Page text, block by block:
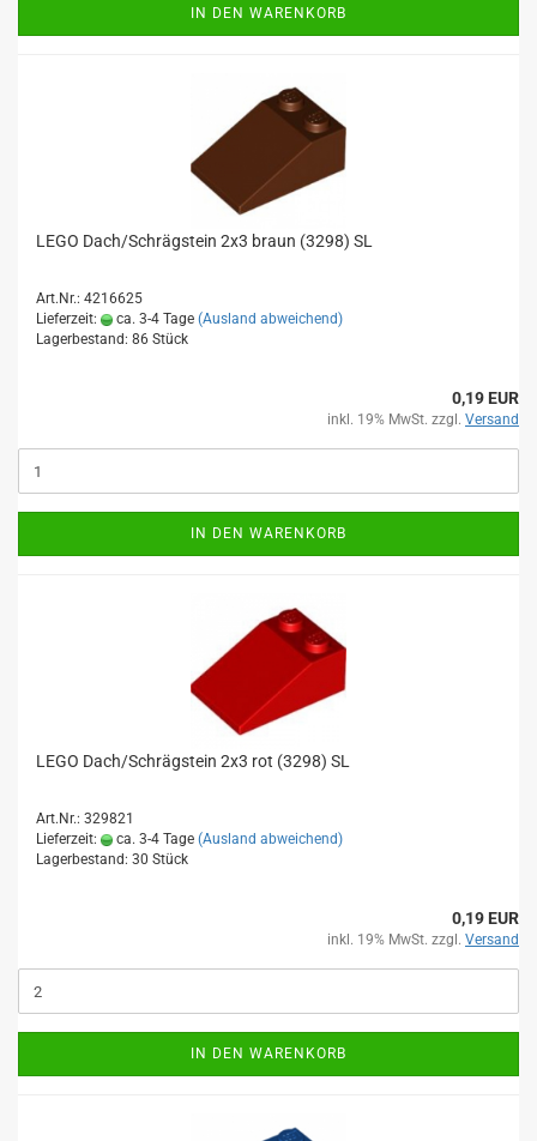
IN DEN WARENKORB
LEGO Dach/Schrägstein 2x3 braun (3298) SL
Art.Nr.: 4216625
Lieferzeit:
ca. 3-4 Tage (Ausland abweichend)
Lagerbestand: 86 Stück
0,19 EUR
inkl. 19% MwSt. zzgl. Versand
IN DEN WARENKORB
LEGO Dach/Schrägstein 2x3 rot (3298) SL
Art.Nr.: 329821
Lieferzeit:
ca. 3-4 Tage (Ausland abweichend)
Lagerbestand: 30 Stück
0,19 EUR
inkl. 19% MwSt. zzgl. Versand
IN DEN WARENKORB